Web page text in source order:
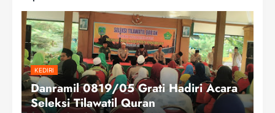
KEDIRI
Danramil 0819/05 Grati Hadiri Acara
Seleksi Tilawatil Quran